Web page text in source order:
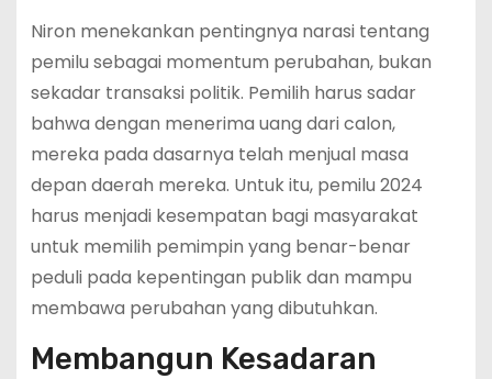
Niron menekankan pentingnya narasi tentang
pemilu sebagai momentum perubahan, bukan
sekadar transaksi politik. Pemilih harus sadar
bahwa dengan menerima uang dari calon,
mereka pada dasarnya telah menjual masa
depan daerah mereka. Untuk itu, pemilu 2024
harus menjadi kesempatan bagi masyarakat
untuk memilih pemimpin yang benar-benar
peduli pada kepentingan publik dan mampu
membawa perubahan yang dibutuhkan.
Membangun Kesadaran